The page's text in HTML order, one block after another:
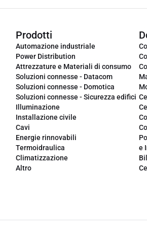
Prodotti
Automazione industriale
Power Distribution
Attrezzature e Materiali di consumo
Soluzioni connesse - Datacom
Soluzioni connesse - Domotica
Soluzioni connesse - Sicurezza edifici
Illuminazione
Installazione civile
Cavi
Energie rinnovabili
Termoidraulica
Climatizzazione
Altro
e